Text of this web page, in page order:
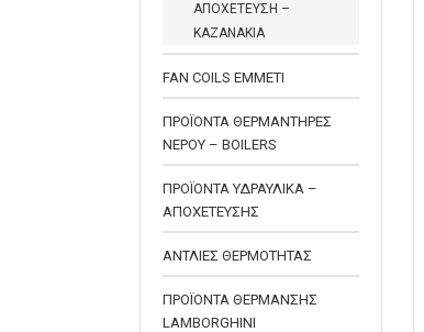
ΣΩΛΗΝΑΣ ΣΙΦΩΝΙΟΥ
ΠΛΑΣΤΙΚΟΣ ΜΕ ΔΙΠΛΗ
ΕΞΑΓΩΓΗ ΠΛΥΝΤΗΡΙΟΥ
ΑΠΟΧΕΤΕΥΣΗ –
ΚΑΖΑΝΑΚΙΑ
FAN COILS EMMETI
ΠΡΟΪΟΝΤΑ ΘΕΡΜΑΝΤΗΡΕΣ
ΝΕΡΟΥ – BOILERS
ΠΡΟΪΟΝΤΑ ΥΔΡΑΥΛΙΚΑ –
ΑΠΟΧΕΤΕΥΣΗΣ
ΑΝΤΛΙΕΣ ΘΕΡΜΟΤΗΤΑΣ
ΠΡΟΪΟΝΤΑ ΘΕΡΜΑΝΣΗΣ
LAMBORGHINI